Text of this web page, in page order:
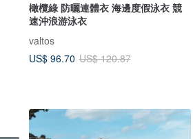
橄欖綠 防曬連體衣 海邊度假泳衣 競
速沖浪游泳衣
valtos
US$ 96.70 US$ 120.87